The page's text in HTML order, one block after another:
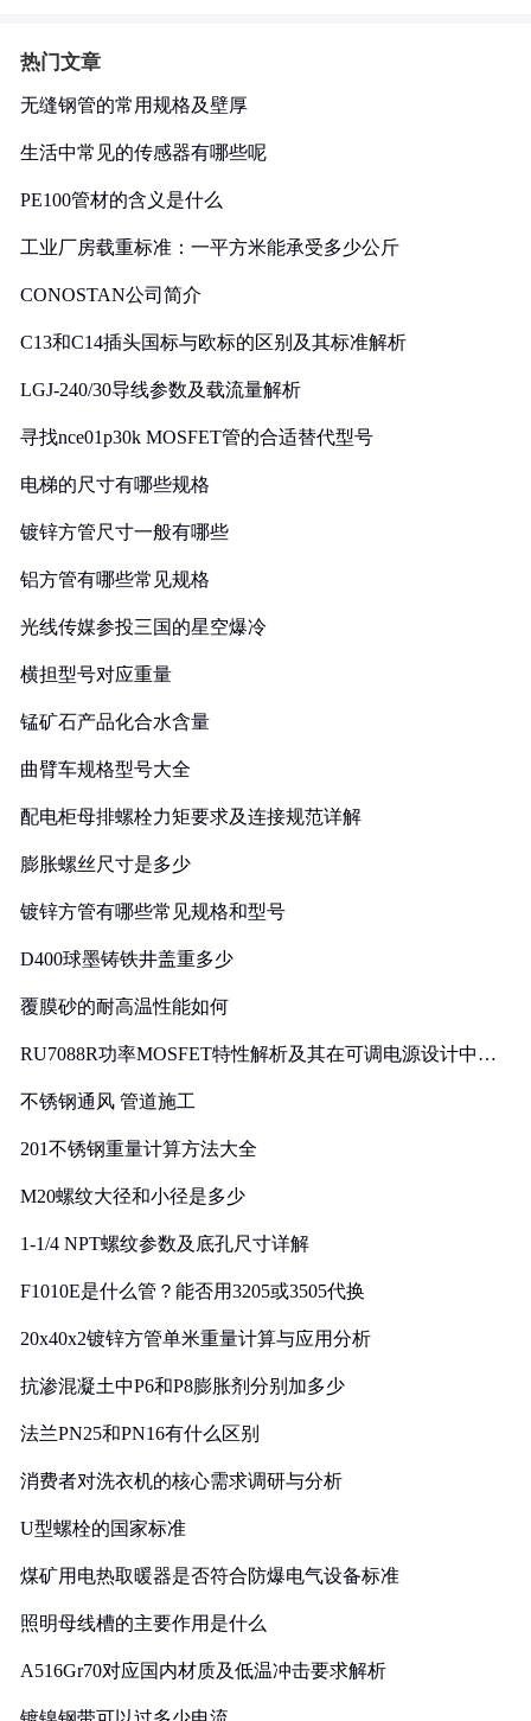
热门文章
无缝钢管的常用规格及壁厚
生活中常见的传感器有哪些呢
PE100管材的含义是什么
工业厂房载重标准：一平方米能承受多少公斤
CONOSTAN公司简介
C13和C14插头国标与欧标的区别及其标准解析
LGJ-240/30导线参数及载流量解析
寻找nce01p30k MOSFET管的合适替代型号
电梯的尺寸有哪些规格
镀锌方管尺寸一般有哪些
铝方管有哪些常见规格
光线传媒参投三国的星空爆冷
横担型号对应重量
锰矿石产品化合水含量
曲臂车规格型号大全
配电柜母排螺栓力矩要求及连接规范详解
膨胀螺丝尺寸是多少
镀锌方管有哪些常见规格和型号
D400球墨铸铁井盖重多少
覆膜砂的耐高温性能如何
RU7088R功率MOSFET特性解析及其在可调电源设计中的
不锈钢通风 管道施工
201不锈钢重量计算方法大全
M20螺纹大径和小径是多少
1-1/4 NPT螺纹参数及底孔尺寸详解
F1010E是什么管？能否用3205或3505代换
20x40x2镀锌方管单米重量计算与应用分析
抗渗混凝土中P6和P8膨胀剂分别加多少
法兰PN25和PN16有什么区别
消费者对洗衣机的核心需求调研与分析
U型螺栓的国家标准
煤矿用电热取暖器是否符合防爆电气设备标准
照明母线槽的主要作用是什么
A516Gr70对应国内材质及低温冲击要求解析